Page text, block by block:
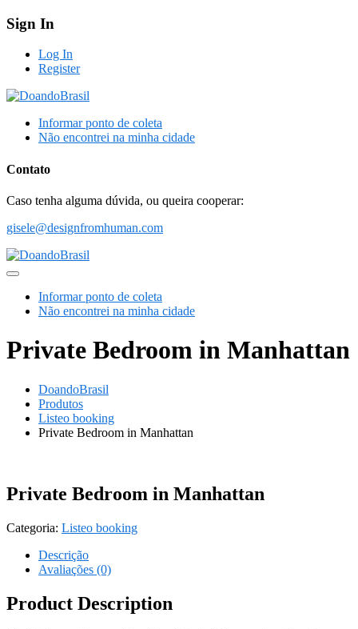
Sign In
Log In
Register
Informar ponto de coleta
Não encontrei na minha cidade
Contato
Caso tenha alguma dúvida, ou queira cooperar:
gisele@designfromhuman.com
Informar ponto de coleta
Não encontrei na minha cidade
Private Bedroom in Manhattan
DoandoBrasil
Produtos
Listeo booking
Private Bedroom in Manhattan
Private Bedroom in Manhattan
Categoria: Listeo booking
Descrição
Avaliações (0)
Product Description